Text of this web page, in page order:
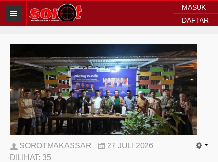
MASUK
DAFTAR
BERITA SOROT
Sorot Makassar
Sorot Sulsel
Sorot Regional
Sorot Nasional
SOROTMAKASSAR
27 JULI 2026
DILIHAT: 35